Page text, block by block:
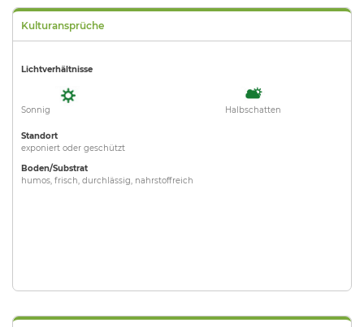
Kulturansprüche
Lichtverhältnisse
Sonnig Halbschatten
Standort
exponiert oder geschützt
Boden/Substrat
humos, frisch, durchlässig, nahrstoffreich